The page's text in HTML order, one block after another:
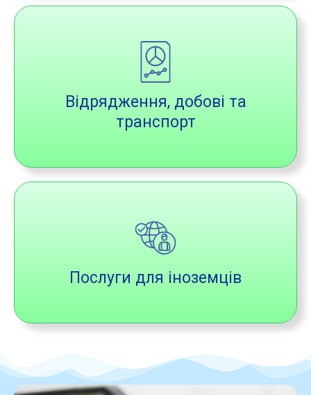
Відрядження, добові та
транспорт
Послуги для іноземців